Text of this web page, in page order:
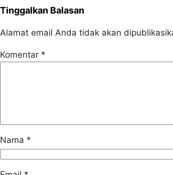
Tinggalkan Balasan
Alamat email Anda tidak akan
Komentar *
Nama *